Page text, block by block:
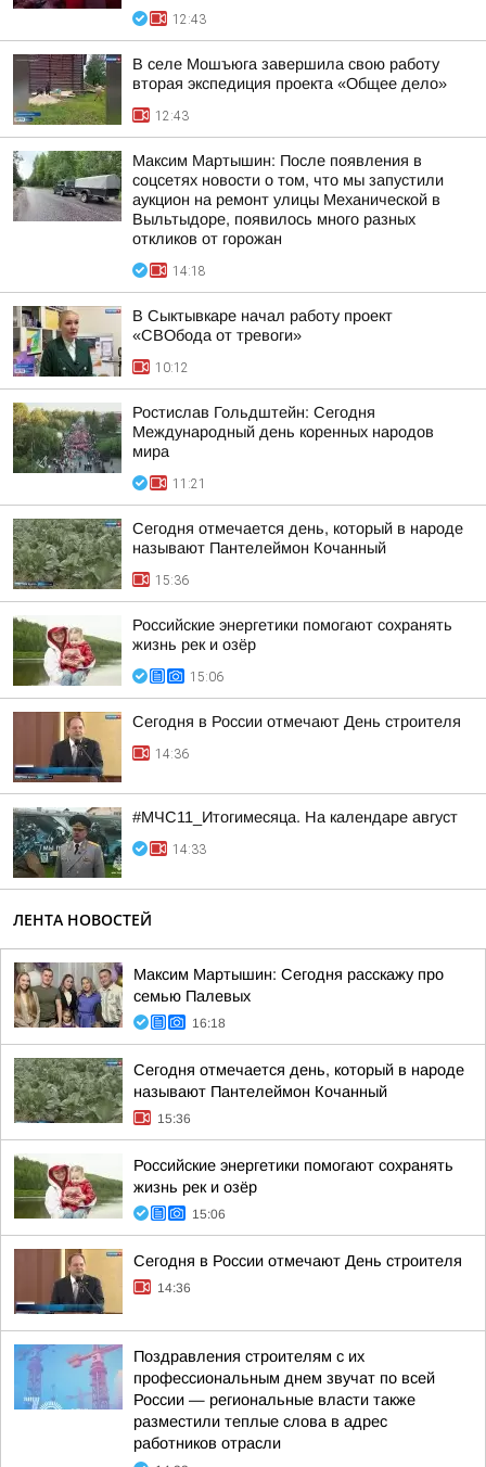
12:43
В селе Мошъюга завершила свою работу
вторая экспедиция проекта «Общее дело»
12:43
Максим Мартышин: После появления в
соцсетях новости о том, что мы запустили
аукцион на ремонт улицы Механической в
Выльтыдоре, появилось много разных
откликов от горожан
14:18
В Сыктывкаре начал работу проект
«СВОбода от тревоги»
10:12
Ростислав Гольдштейн: Сегодня
Международный день коренных народов
мира
11:21
Сегодня отмечается день, который в народе
называют Пантелеймон Кочанный
15:36
Российские энергетики помогают сохранять
жизнь рек и озёр
15:06
Сегодня в России отмечают День строителя
14:36
#МЧС11_Итогимесяца. На календаре август
14:33
ЛЕНТА НОВОСТЕЙ
Максим Мартышин: Сегодня расскажу про
семью Палевых
16:18
Сегодня отмечается день, который в народе
называют Пантелеймон Кочанный
15:36
Российские энергетики помогают сохранять
жизнь рек и озёр
15:06
Сегодня в России отмечают День строителя
14:36
Поздравления строителям с их
профессиональным днем звучат по всей
России — региональные власти также
разместили теплые слова в адрес
работников отрасли